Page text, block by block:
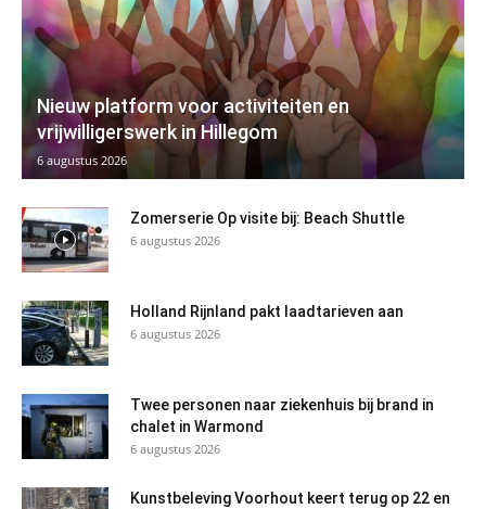
Nieuw platform voor activiteiten en
vrijwilligerswerk in Hillegom
6 augustus 2026
Zomerserie Op visite bij: Beach Shuttle
6 augustus 2026
Holland Rijnland pakt laadtarieven aan
6 augustus 2026
Twee personen naar ziekenhuis bij brand in
chalet in Warmond
6 augustus 2026
Kunstbeleving Voorhout keert terug op 22 en